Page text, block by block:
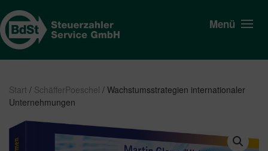
Menü
Start / SchäfferPoeschel / Wachstumsstrategien internationaler
Unternehmungen